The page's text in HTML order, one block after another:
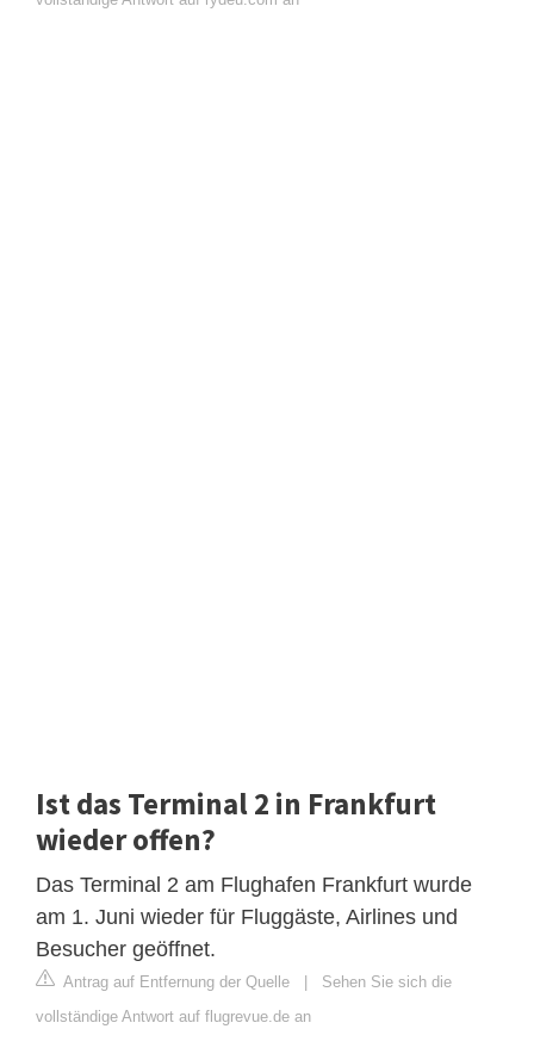
Ist das Terminal 2 in Frankfurt
wieder offen?
Das Terminal 2 am Flughafen Frankfurt wurde
am 1. Juni wieder für Fluggäste, Airlines und
Besucher geöffnet.
Antrag auf Entfernung der Quelle | Sehen Sie sich die
vollständige Antwort auf flugrevue.de an